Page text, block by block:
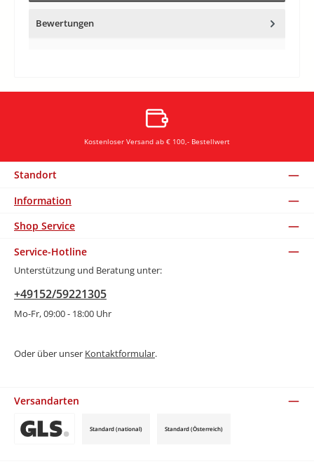
Bewertungen
Kostenloser Versand ab € 100,- Bestellwert
Standort
Information
Shop Service
Service-Hotline
Unterstützung und Beratung unter:
+49152/59221305
Mo-Fr, 09:00 - 18:00 Uhr
Oder über unser Kontaktformular.
Versandarten
Standard (national) Standard (Österreich)